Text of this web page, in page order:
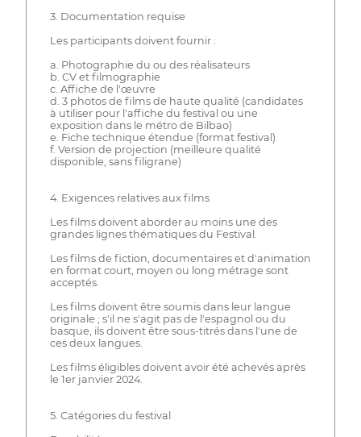
3. Documentation requise
Les participants doivent fournir :
a. Photographie du ou des réalisateurs
b. CV et filmographie
c. Affiche de l'œuvre
d. 3 photos de films de haute qualité (candidates
à utiliser pour l'affiche du festival ou une
exposition dans le métro de Bilbao)
e. Fiche technique étendue (format festival)
f. Version de projection (meilleure qualité
disponible, sans filigrane)
4. Exigences relatives aux films
Les films doivent aborder au moins une des
grandes lignes thématiques du Festival.
Les films de fiction, documentaires et d'animation
en format court, moyen ou long métrage sont
acceptés.
Les films doivent être soumis dans leur langue
originale ; s'il ne s'agit pas de l'espagnol ou du
basque, ils doivent être sous-titrés dans l'une de
ces deux langues.
Les films éligibles doivent avoir été achevés après
le 1er janvier 2024.
5. Catégories du festival